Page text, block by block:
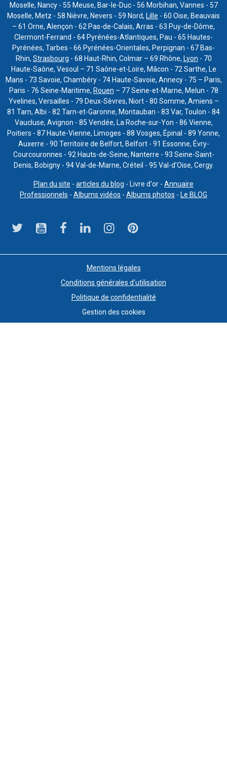
Moselle, Nancy - 55 Meuse, Bar-le-Duc - 56 Morbihan, Vannes - 57
Moselle, Metz - 58 Nièvre, Nevers - 59 Nord, Lille - 60 Oise, Beauvais
– 61 Orne, Alençon - 62 Pas-de-Calais, Arras - 63 Puy-de-Dôme,
Clermont-Ferrand - 64 Pyrénées-Atlantiques, Pau - 65 Hautes-
Pyrénées, Tarbes - 66 Pyrénées-Orientales, Perpignan - 67 Bas-
Rhin, Strasbourg - 68 Haut-Rhin, Colmar – 69 Rhône, Lyon - 70
Haute-Saône, Vesoul – 71 Saône-et-Loire, Mâcon - 72 Sarthe, Le
Mans - 73 Savoie, Chambéry - 74 Haute-Savoie, Annecy - 75 – Paris,
Paris - 76 Seine-Maritime, Rouen – 77 Seine-et-Marne, Melun - 78
Yvelines, Versailles - 79 Deux-Sèvres, Niort - 80 Somme, Amiens –
81 Tarn, Albi - 82 Tarn-et-Garonne, Montauban - 83 Var, Toulon - 84
Vaucluse, Avignon - 85 Vendée, La Roche-sur-Yon - 86 Vienne,
Poitiers - 87 Haute-Vienne, Limoges - 88 Vosges, Épinal - 89 Yonne,
Auxerre - 90 Territoire de Belfort, Belfort - 91 Essonne, Évry-
Courcouronnes - 92 Hauts-de-Seine, Nanterre - 93 Seine-Saint-
Denis, Bobigny - 94 Val-de-Marne, Créteil - 95 Val-d’Oise, Cergy.
Plan du site - articles du blog - Livre d'or - Annuaire
Professionnels - Albums vidéos - Albums photos - Le BLOG
Mentions légales
Conditions générales d'utilisation
Politique de confidentialité
Gestion des cookies